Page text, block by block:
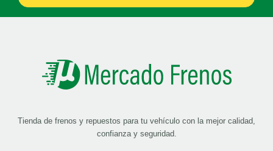
Tienda de frenos y repuestos para tu vehículo con la mejor calidad,
confianza y seguridad.